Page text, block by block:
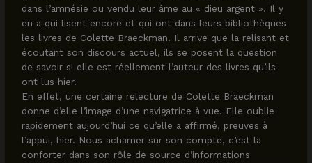
dans l’amnésie ou vendu leur âme au « dieu argent ». Il y
en a qui lisent encore et qui ont dans leurs bibliothèques
les livres de Colette Braeckman. Il arrive que la relisant et
écoutant son discours actuel, ils se posent la question
de savoir si elle est réellement l’auteur des livres qu’ils
ont lus hier.
En effet, une certaine relecture de Colette Braeckman
donne d’elle l’image d’une navigatrice à vue. Elle oublie
rapidement aujourd’hui ce qu’elle a affirmé, preuves à
l’appui, hier. Nous acharner sur son compte, c’est la
conforter dans son rôle de source d’informations